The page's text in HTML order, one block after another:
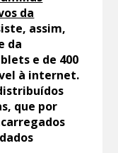
da
assim,
da
e de 400
à internet.
que por